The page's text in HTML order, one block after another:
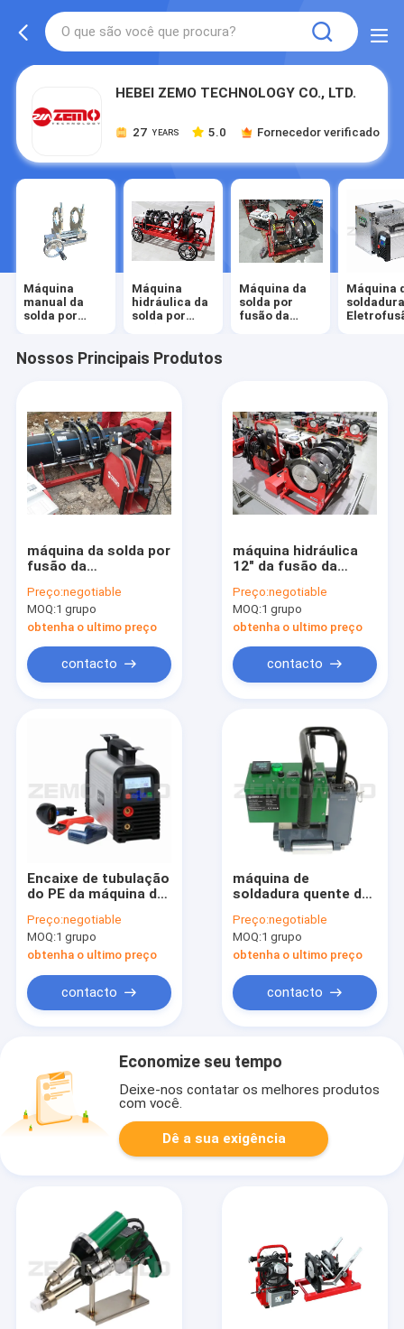
HEBEI ZEMO TECHNOLOGY CO., LTD.
27 YEARS 5.0 Fornecedor verificado
Máquina
manual da
solda por
Máquina
hidráulica da
solda por
Máquina da
solda por
fusão da
Máquina
Nossos Principais Produtos
máquina da solda por
fusão da
120V, equipamento
da fusão da
tubulação do Hdpe
Preço:negotiable
MOQ:1 grupo
obtenha o ultimo preço
contacto
máquina hidráulica
12" da fusão da
PEAD certificação do
ISO do IPS
Preço:negotiable
MOQ:1 grupo
obtenha o ultimo preço
contacto
Encaixe de tubulação
do PE da máquina de
DPS20 2.2KW
Eletrofusão
Preço:negotiable
MOQ:1 grupo
obtenha o ultimo preço
contacto
máquina de
soldadura quente da
automático de 220V
50HZ para forros de
Geomembrane
Preço:negotiable
MOQ:1 grupo
obtenha o ultimo preço
contacto
Economize seu tempo
Deixe-nos contatar os melhores produtos
com você.
Dê a sua exigência